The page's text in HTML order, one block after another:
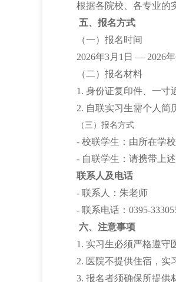
根据各院校、各专业的
五、报名方式
（一）报名时间
2026年3月1日 — 2026年
（二）报名材料
1. 身份证复印件、一寸
2. 自联实习生需个人简
（三）报名方式
- 校联学生：由所在学
- 自联学生：请携带上
联系人及电话
- 联系人：朱老师
- 联系电话：0395-
六、注意事项
1. 实习生必须严格遵守
2. 医院不提供住宿，实
3. 报名者须确保所提供